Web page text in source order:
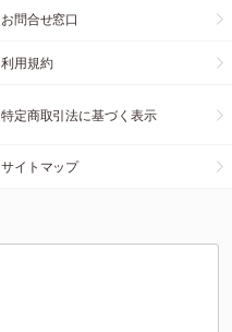
お問合せ窓口
利用規約
特定商取引法に基づく表示
サイトマップ